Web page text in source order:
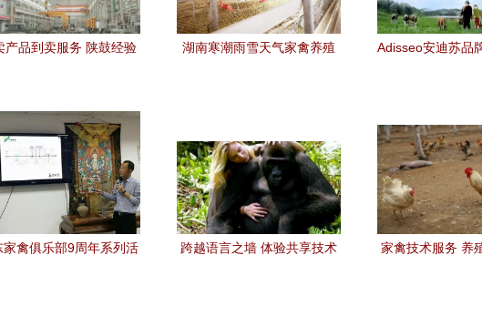
产品到卖服务 陕鼓经验
湖南寒潮雨雪天气家禽养殖
Adisseo安迪苏品
家禽俱乐部9周年系列活
跨越语言之墙 体验共享技术
家禽技术服务 养